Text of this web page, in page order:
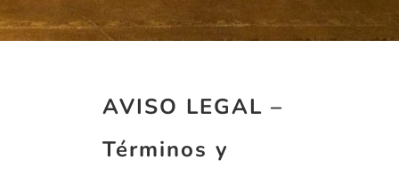
AVISO LEGAL –
Términos y